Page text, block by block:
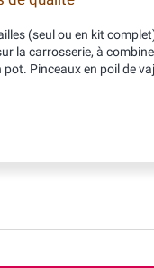
(seul ou en kit
la carrosserie, à
Pinceaux en poil de